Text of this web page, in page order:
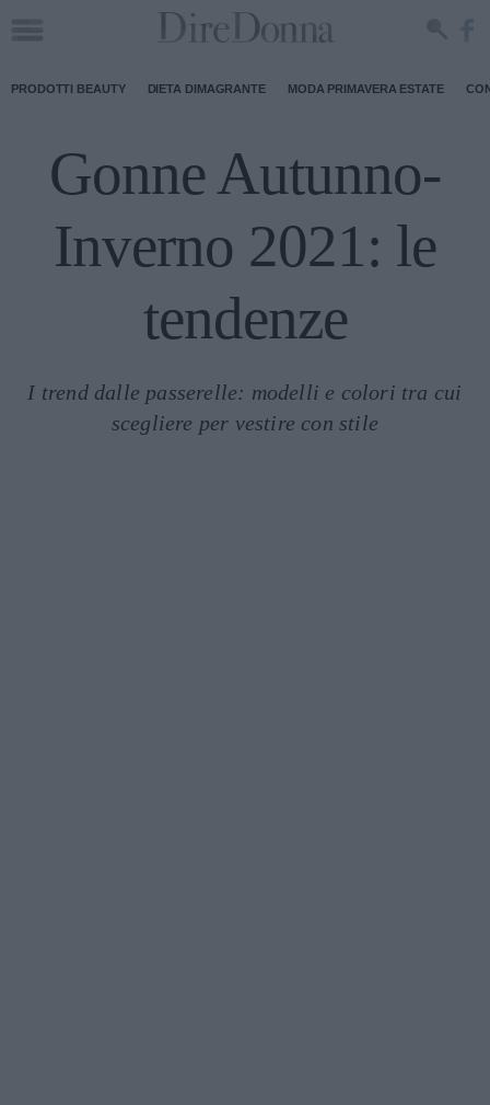
PRODOTTI BEAUTY DIETA DIMAGRANTE MODA PRIMAVERA ESTATE
Gonne Autunno-
Inverno 2021: le
tendenze
I trend dalle passerelle: modelli e colori tra cui
scegliere per vestire con stile